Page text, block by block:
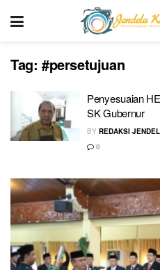
Tag: #persetujuan
Penyesuaian
SK Gubernur
BY REDAKSI
0